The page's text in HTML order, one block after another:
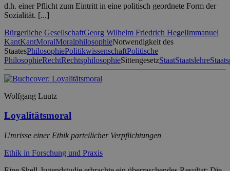
d.h. einer Pflicht zum Eintritt in eine politisch geordnete Form der
Sozialität. [...]
Bürgerliche GesellschaftGeorg Wilhelm Friedrich HegelImmanuel
KantKantMoralMoralphilosophieNotwendigkeit des
StaatesPhilosophiePolitikwissenschaftPolitische
PhilosophieRechtRechtsphilosophieSittengesetzStaatStaatslehre
Wolfgang Luutz
Loyalitätsmoral
Umrisse einer Ethik parteilicher Verpflichtungen
Ethik in Forschung und Praxis